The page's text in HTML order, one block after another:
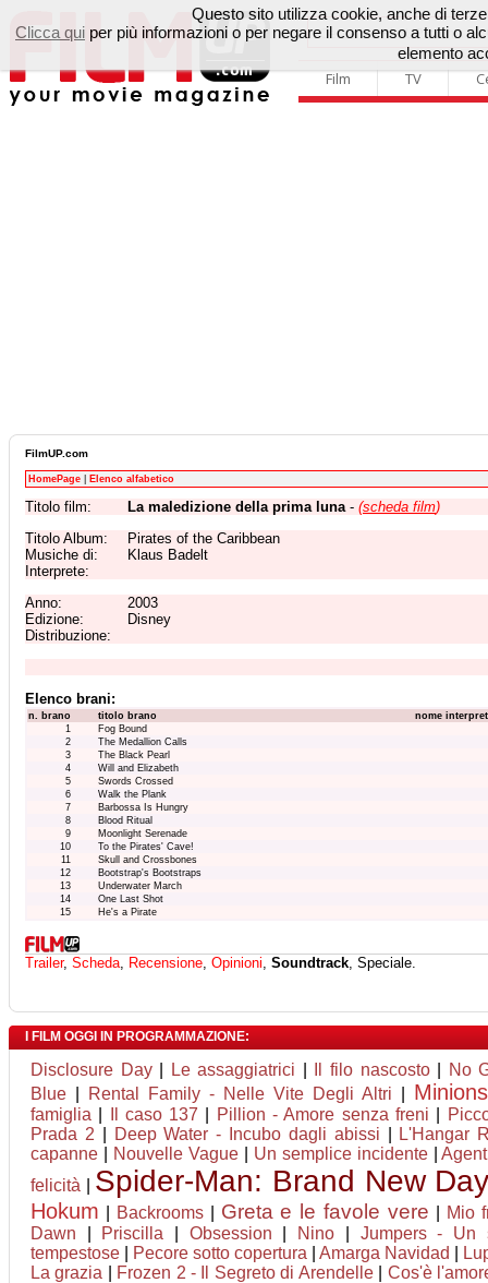
Film TV
FilmUP.com
HomePage Elenco alfabetico
Titolo film: La maledizione della prima luna- (scheda film)
Titolo Album:
Pirates of the Caribbean
Musiche di:
Klaus Badelt
Interprete:
Anno:
2003
Edizione:
Disney
Distribuzione:
Elenco brani:
n. brano titolo brano
nome
1
Fog Bound
2
The Medallion Calls
3
The Black Pearl
4
Will and Elizabeth
5
Swords Crossed
6
Walk the Plank
7
Barbossa Is Hungry
8
Blood Ritual
9
Moonlight Serenade
10
To the Pirates' Cave!
11
Skull and Crossbones
12
Bootstrap's Bootstraps
13
Underwater March
14
One Last Shot
15
He's a Pirate
Trailer, Scheda, Recensione, Opinioni, Soundtrack, Speciale.
I FILM OGGI IN PROGRAMMAZIONE:
Disclosure Day| Le assaggiatrici Il filo nascosto|
No
Blue
Rental Family - Nelle Vite Degli Altri
famiglia Il caso 137 Pillion - Amore senza freni
Prada 2
Deep Water - Incubo dagli abissi
L'Hangar
capanne
Nouvelle Vague| Un semplice incidente|
felicità
Spider-Man: Brand New
Hokum Backrooms| Greta e le favole vere
Mio
Dawn
Priscilla Obsession Nino
Jumpers - Un
tempestose
Pecore sotto copertura Amarga Navidad
La grazia
Frozen 2 - Il Segreto di Arendelle| Cos'è
Questo sito utilizza cookie, anche di
Clicca qui per più informazioni o per negare il consenso a tutti o
elemento